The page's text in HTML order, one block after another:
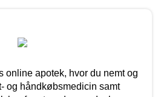
online apotek, hvor du nemt og
og håndkøbsmedicin samt